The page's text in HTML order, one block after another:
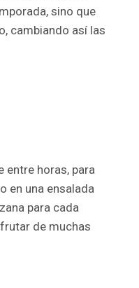
sino que
cambiando así las
entre horas, para
en una ensalada
para cada
de muchas